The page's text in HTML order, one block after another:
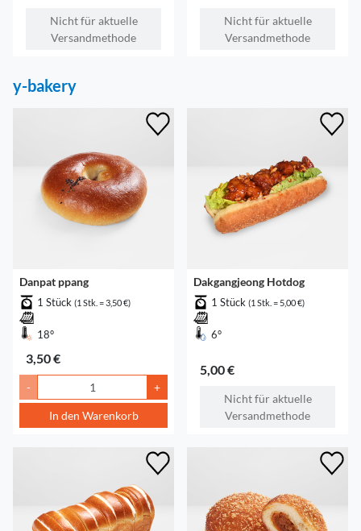
Nicht für aktuelle
Versandmethode
Nicht für aktuelle
Versandmethode
y-bakery
Danpat ppang
1 Stück (1 Stk. = 3,50 €)
18°
3,50 €
- +
In den Warenkorb
Dakgangjeong Hotdog
1 Stück (1 Stk. = 5,00 €)
6°
5,00 €
Nicht für aktuelle
Versandmethode